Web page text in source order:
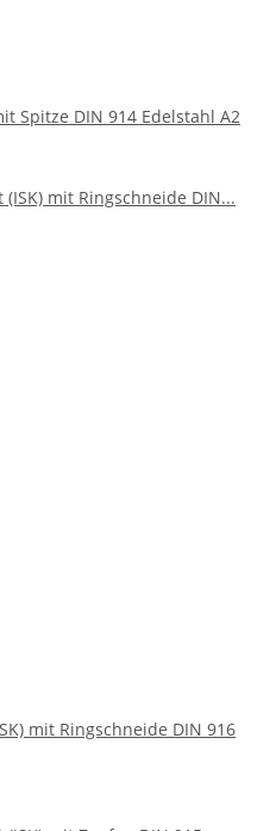
Spitze DIN 914 Edelstahl A2
mit Ringschneide DIN 916